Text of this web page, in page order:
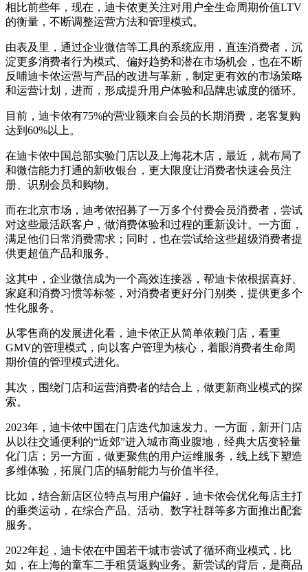
相比前些年，现在，迪卡侬更关注对用户全生命周期价值LTV
的衡量，不断调整运营方法和管理模式。
由表及里，通过企业微信等工具的系统应用，直连消费者，沉
淀更多消费者行为模式、偏好趋势和潜在市场机会，也在不断
反哺迪卡侬运营与产品的改进与革新，制定更有效的市场策略
和运营计划，进而，形成提升用户体验和品牌忠诚度的循环。
目前，迪卡侬有75%的营业额来自会员的长期消费，老客复购
达到60%以上。
在迪卡侬中国总部实验门店以及上海花木店，最近，就布局了
和微信能力打通的新收银台，更大限度让消费者快速会员注
册、识别会员和购物。
而在北京市场，迪考侬招募了一万多个付费会员消费者，尝试
对这些最活跃客户，做消费体验和过程的重新设计。一方面，
满足他们日常消费需求；同时，也在尝试给这些超级消费者提
供更超值产品和服务。
这其中，企业微信成为一个高效连接器，帮迪卡侬根据喜好、
家庭和消费习惯等标签，对消费者更好分门别类，提供更多个
性化服务。
从零售商的发展进化看，迪卡侬正从简单依赖门店，看重
GMV的管理模式，向以客户管理为核心，着眼消费者生命周
期价值的管理模式进化。
其次，围绕门店和运营消费者的结合上，做更新商业模式的探
索。
2023年，迪卡侬中国在门店迭代加速发力。一方面，新开门店
从以往交通便利的“近郊”进入城市商业腹地，经典大店变轻量
化门店；另一方面，做更聚焦的用户运维服务，线上线下塑造
多维体验，拓展门店的辐射能力与价值半径。
比如，结合新店区位特点与用户偏好，迪卡侬会优化每店主打
的垂类运动，在综合产品、活动、数字社群等多方面推出配套
服务。
2022年起，迪卡侬在中国若干城市尝试了循环商业模式，比
如，在上海的童车二手租赁返购业务。新尝试的背后，是商品